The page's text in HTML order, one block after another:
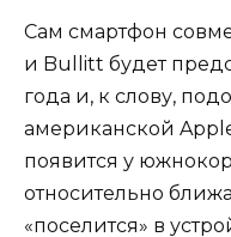
Сам смартфон
и Bullitt будет
года и, к слову,
американской
появится у
относительно
«поселится» в